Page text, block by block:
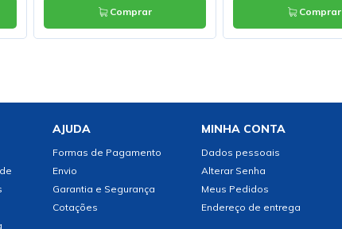
Comprar Comprar
AJUDA
Formas de Pagamento
Envio
Garantia e Segurança
Cotações
MINHA CONTA
Dados pessoais
Alterar Senha
Meus Pedidos
Endereço de entrega